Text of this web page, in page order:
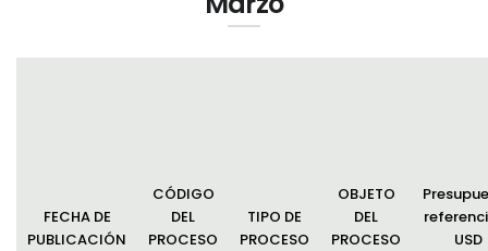
FECHA DE
PUBLICACIÓN
CÓDIGO
DEL
PROCESO
TIPO DE
PROCESO
OBJETO
DEL
PROCESO
USD